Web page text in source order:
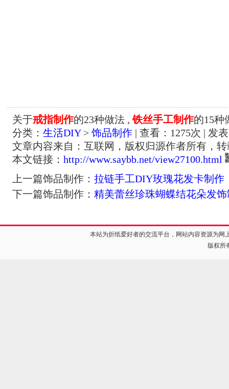
关于戒指制作的23种做法 , 铁丝手工制作的15种
分类： 生活DIY> 饰品制作| 查看： 1275次 | 发
文章内容来自：互联网，版权归源作者所有，
本文链接： http://www.saybb.net/view27100.html
上一篇饰品制作： 拉链手工DIY玫瑰花发卡制作
下一篇饰品制作： 精美蕾丝珍珠蝴蝶结花朵发
本站为折纸爱好者的交流平台，网站内容资源为
版权所